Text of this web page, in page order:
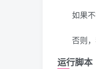
如果
否则
运行脚本